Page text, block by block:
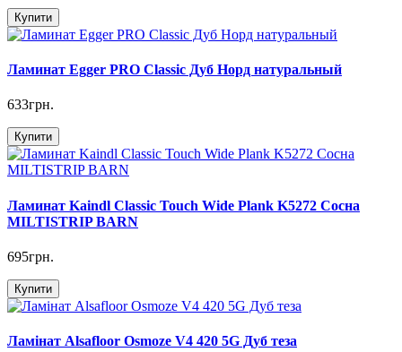
Купити
Ламинат Egger PRO Classic Дуб Норд натуральный
633грн.
Купити
Ламинат Kaindl Classic Touch Wide Plank K5272 Сосна
MILTISTRIP BARN
695грн.
Купити
Ламінат Alsafloor Osmoze V4 420 5G Дуб теза